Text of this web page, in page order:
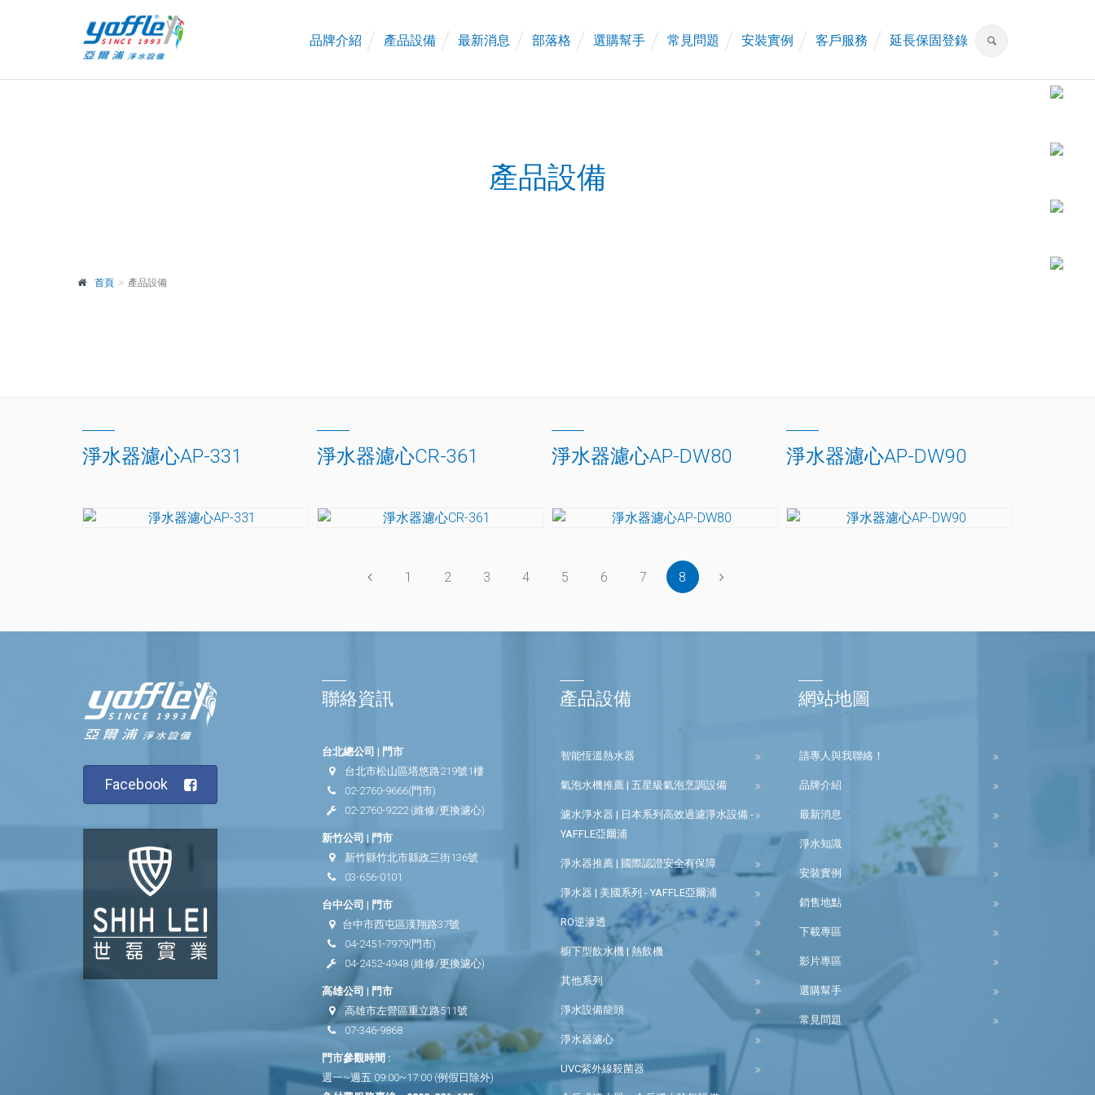
品牌介紹 產品設備 最新消息 部落格 選購幫手 常見問題 安裝實例 客戶服務 延長保固登錄
產品設備
首頁 產品設備
淨水器濾心AP-331 淨水器濾心CR-361 淨水器濾心AP-DW80 淨水器濾心AP-DW90
1 2 3 4 5 6 7 8
Facebook
聯絡資訊
台北總公司 | 門市
台北市松山區塔悠路219號1樓
02-2760-9666(門市)
02-2760-9222(維修/更換濾心)
新竹公司 | 門市
新竹縣竹北市縣政三街136號
03-656-0101
台中公司 | 門市
台中市西屯區漢翔路37號
04-2451-7979(門市)
04-2452-4948(維修/更換濾心)
高雄公司 | 門市
高雄市左營區重立路511號
07-346-9868
門市參觀時間 :
週一~週五 09:00~17:00 (例假日除外)
產品設備
智能恆溫熱水器
氣泡水機推薦 | 五星級氣泡烹調設備
濾水淨水器 | 日本系列高效過濾淨水設備 -
YAFFLE亞爾浦
淨水器推薦 | 國際認證安全有保障
淨水器 | 美國系列 - YAFFLE亞爾浦
RO逆滲透
櫥下型飲水機 | 熱飲機
其他系列
淨水設備龍頭
淨水器濾心
UVC紫外線殺菌器
網站地圖
請專人與我聯絡！
品牌介紹
最新消息
淨水知識
安裝實例
銷售地點
下載專區
影片專區
選購幫手
常見問題